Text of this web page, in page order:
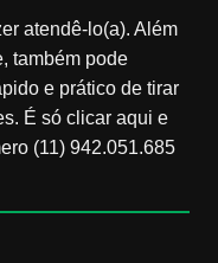
atendê-lo(a). Além
também pode
e prático de tirar
É só clicar aqui e
(11) 942.051.685